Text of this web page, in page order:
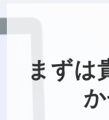
まずは